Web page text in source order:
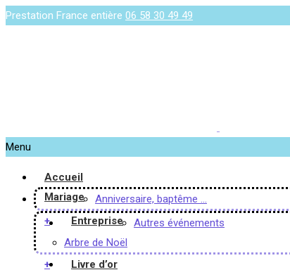
Prestation France entière 06 58 30 49 49
Menu
Accueil
Mariage
Anniversaire, baptême …
+
Entreprise
Autres événements
Arbre de Noël
+
Livre d’or